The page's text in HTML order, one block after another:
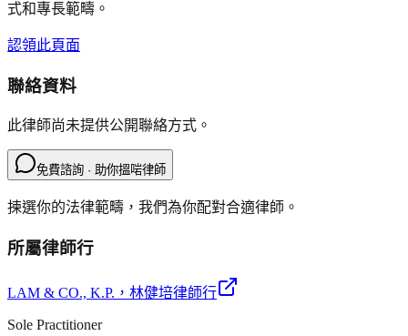
式和專長範疇。
認領此頁面
聯絡資料
此律師尚未提供公開聯絡方式。
免費諮詢 · 助你搵啱律師
揀選你的法律範疇，我們為你配對合適律師。
所屬律師行
LAM & CO., K.P. ，林健培律師行
Sole Practitioner